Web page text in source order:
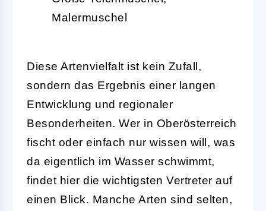
Malermuschel
Diese Artenvielfalt ist kein Zufall,
sondern das Ergebnis einer langen
Entwicklung und regionaler
Besonderheiten. Wer in Oberösterreich
fischt oder einfach nur wissen will, was
da eigentlich im Wasser schwimmt,
findet hier die wichtigsten Vertreter auf
einen Blick. Manche Arten sind selten,